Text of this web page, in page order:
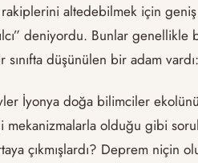
altedebilmek için
deniyordu. Bunlar
düşünülen bir adam
İyonya doğa bilimciler
mekanizmalarla olduğu gibi
çıkmışlardı? Deprem